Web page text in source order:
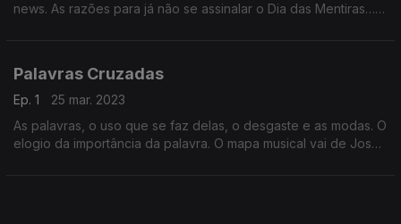
news. As razões para já não se assinalar o Dia das Mentiras…
Palavras Cruzadas
Ep. 1
25 mar. 2023
As palavras, o uso que se faz delas, o desgaste e as modas. O
elogio da importância da palavra. O mapa musical vai de José